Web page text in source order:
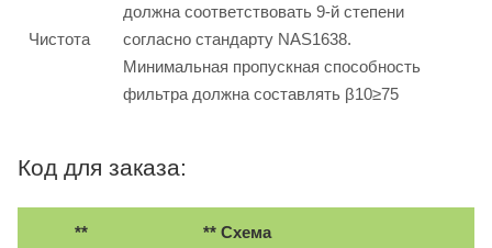
Чистота
должна соответствовать 9-й степени
согласно стандарту NAS1638.
Минимальная пропускная способность
фильтра должна составлять β10≥75
Код для заказа:
**
** Схема